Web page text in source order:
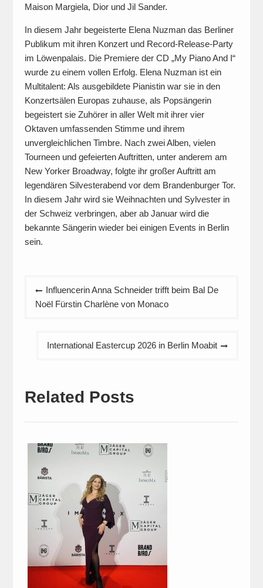
Maison Margiela, Dior und Jil Sander.
In diesem Jahr begeisterte Elena Nuzman das Berliner
Publikum mit ihren Konzert und Record-Release-Party
im Löwenpalais. Die Premiere der CD „My Piano And I“
wurde zu einem vollen Erfolg. Elena Nuzman ist ein
Multitalent: Als ausgebildete Pianistin war sie in den
Konzertsälen Europas zuhause, als Popsängerin
begeistert sie Zuhörer in aller Welt mit ihrer vier
Oktaven umfassenden Stimme und ihrem
unvergleichlichen Timbre. Nach zwei Alben, vielen
Tourneen und gefeierten Auftritten, unter anderem am
New Yorker Broadway, folgte ihr großer Auftritt am
legendären Silvesterabend vor dem Brandenburger Tor.
In diesem Jahr wird sie Weihnachten und Sylvester in
der Schweiz verbringen, aber ab Januar wird die
bekannte Sängerin wieder bei einigen Events in Berlin
sein.
Beitragsnavigation
Influencerin Anna Schneider trifft beim Bal De
Noël Fürstin Charlène von Monaco
International Eastercup 2026 in Berlin Moabit
Related Posts